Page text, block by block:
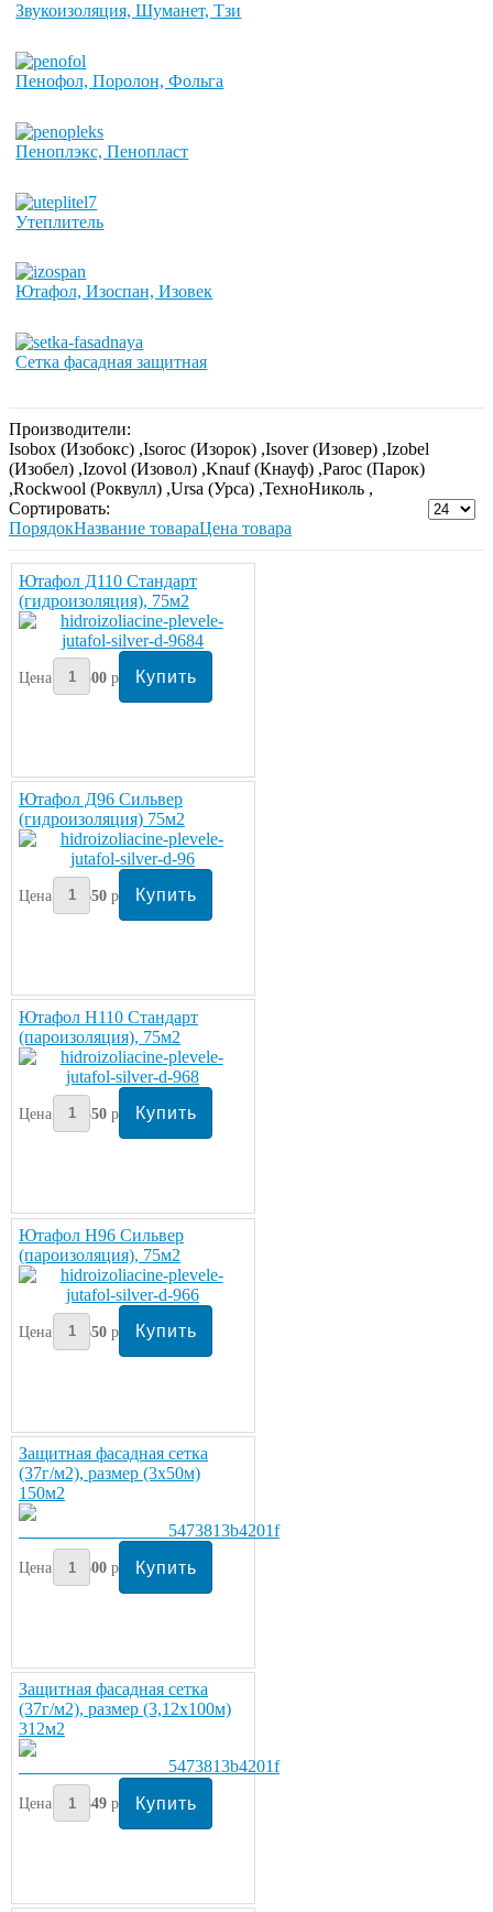
Звукоизоляция, Шуманет, Тзи
Пенофол, Поролон, Фольга
Пеноплэкс, Пенопласт
Утеплитель
Ютафол, Изоспан, Изовек
Сетка фасадная защитная
Производители:
Isobox (Изобокс) ,Isoroc (Изорок) ,Isover (Изовер) ,Izobel
(Изобел) ,Izovol (Изовол) ,Knauf (Кнауф) ,Paroc (Парок)
,Rockwool (Роквулл) ,Ursa (Урса) ,ТехноНиколь ,
Сортировать:
ПорядокНазвание товараЦена товара
Ютафол Д110 Стандарт
(гидроизоляция), 75м2
Цена: 2300руб/рулон
Ютафол Д96 Сильвер
(гидроизоляция) 75м2
Цена: 1650руб/рулон
Ютафол Н110 Стандарт
(пароизоляция), 75м2
Цена: 2550руб/рулон
Ютафол Н96 Сильвер
(пароизоляция), 75м2
Цена: 1650руб/рулон
Защитная фасадная сетка
(37г/м2), размер (3х50м)
150м2
Цена: 2300руб/рулон
Защитная фасадная сетка
(37г/м2), размер (3,12х100м)
312м2
Цена: 3849руб/рулон